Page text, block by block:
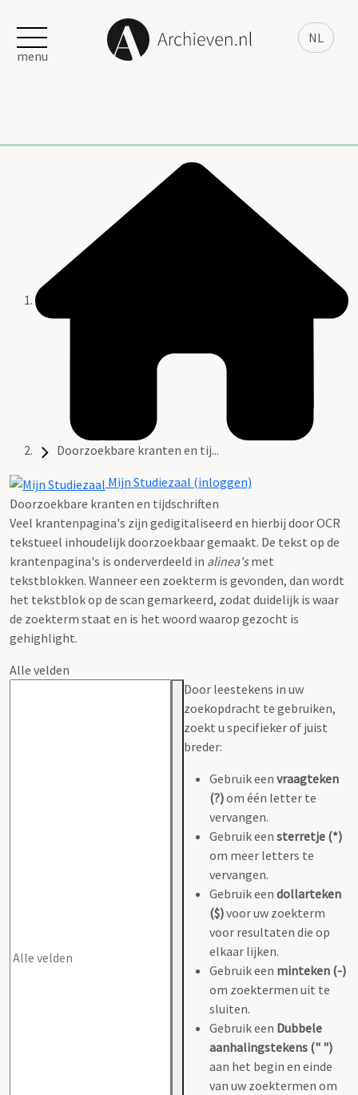
NL
menu
Doorzoekbare kranten en tij...
Mijn Studiezaal (inloggen)
Doorzoekbare kranten en tijdschriften
Veel krantenpagina's zijn gedigitaliseerd en hierbij door OCR
tekstueel inhoudelijk doorzoekbaar gemaakt. De tekst op de
krantenpagina's is onderverdeeld in alinea'smet
tekstblokken. Wanneer een zoekterm is gevonden, dan wordt
het tekstblok op de scan gemarkeerd, zodat duidelijk is waar
de zoekterm staat en is het woord waarop gezocht is
gehighlight.
Alle velden
Door leestekens in uw
zoekopdracht te gebruiken,
zoekt u specifieker of juist
breder:
Gebruik een vraagteken
(?)om één letter te
vervangen.
Gebruik een sterretje (*)
om meer letters te
vervangen.
Gebruik een dollarteken
($)voor uw zoekterm
voor resultaten die op
elkaar lijken.
Gebruik een minteken (-)
om zoektermen uit te
sluiten.
Gebruik een Dubbele
aanhalingstekens (" ")
aan het begin en einde
van uw zoektermen om